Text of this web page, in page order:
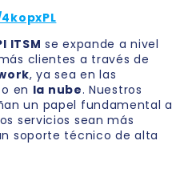
ITSM se expande a nivel
clientes a través de
, ya sea en las
en la nube. Nuestros
un papel fundamental a
servicios sean más
soporte técnico de alta